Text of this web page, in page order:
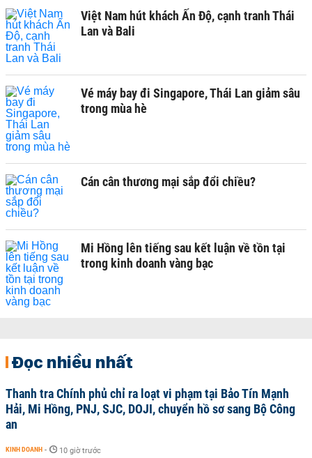
Việt Nam hút khách Ấn Độ, cạnh tranh Thái
Lan và Bali
Vé máy bay đi Singapore, Thái Lan giảm sâu
trong mùa hè
Cán cân thương mại sắp đổi chiều?
Mi Hồng lên tiếng sau kết luận về tồn tại
trong kinh doanh vàng bạc
Đọc nhiều nhất
Thanh tra Chính phủ chỉ ra loạt vi phạm tại Bảo Tín Mạnh
Hải, Mi Hồng, PNJ, SJC, DOJI, chuyển hồ sơ sang Bộ Công
an
KINH DOANH - 10 giờ trước